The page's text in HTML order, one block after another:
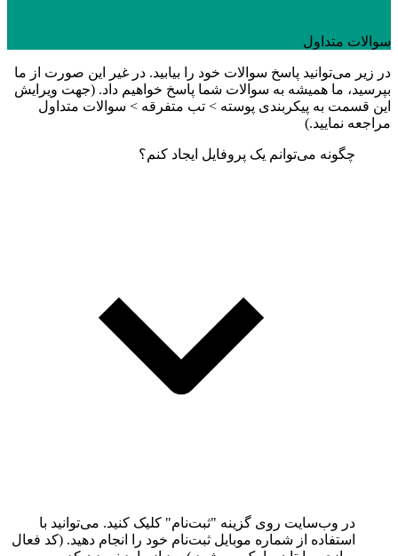
سوالات متداول
در زیر می‌توانید پاسخ سوالات خود را بیابید. در غیر این صورت از ما
بپرسید، ما همیشه به سوالات شما پاسخ خواهیم داد. (جهت ویرایش
این قسمت به پیکربندی پوسته > تب متفرقه > سوالات متداول
مراجعه نمایید.)
چگونه می‌توانم یک پروفایل ایجاد کنم؟
در وب‌سایت روی گزینه "ثبت‌نام" کلیک کنید. می‌توانید با
استفاده از شماره موبایل ثبت‌نام خود را انجام دهید. (کد فعال